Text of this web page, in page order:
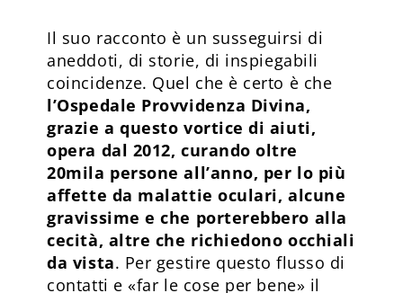
Il suo racconto è un susseguirsi di
aneddoti, di storie, di inspiegabili
coincidenze. Quel che è certo è che
l’Ospedale Provvidenza Divina,
grazie a questo vortice di aiuti,
opera dal 2012, curando oltre
20mila persone all’anno, per lo più
affette da malattie oculari, alcune
gravissime e che porterebbero alla
cecità, altre che richiedono occhiali
da vista. Per gestire questo flusso di
contatti e «far le cose per bene» il